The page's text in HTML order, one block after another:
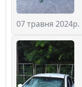
07 травня 2024р.